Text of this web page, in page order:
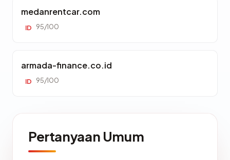
medanrentcar.com
ID 95/100
armada-finance.co.id
ID 95/100
Pertanyaan Umum